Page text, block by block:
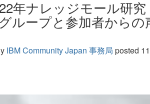
年ナレッジモール研
ループと参加者からの
IBM Community Japan 事務局 posted